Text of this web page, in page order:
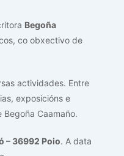
Begoña
co obxectivo de
actividades. Entre
exposicións e
Caamaño.
– 36992 Poio. A data